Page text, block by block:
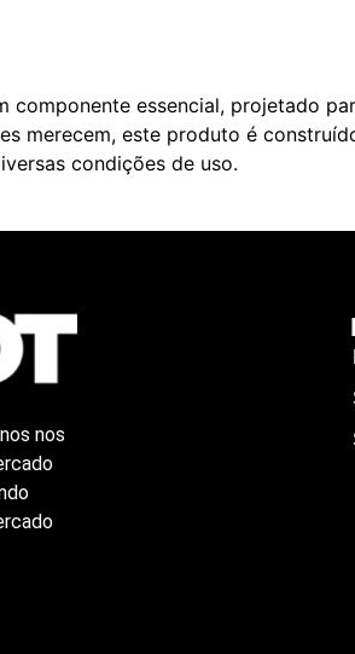
componente essencial, projetado
merecem, este produto é
condições de uso.
nos